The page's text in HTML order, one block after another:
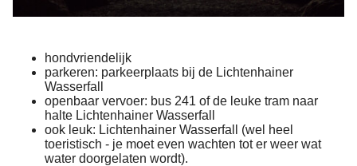
hondvriendelijk
parkeren: parkeerplaats bij de Lichtenhainer
Wasserfall
openbaar vervoer: bus 241 of de leuke tram naar
halte Lichtenhainer Wasserfall
ook leuk: Lichtenhainer Wasserfall (wel heel
toeristisch - je moet even wachten tot er weer wat
water doorgelaten wordt).